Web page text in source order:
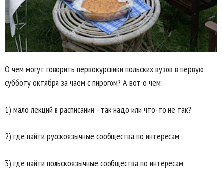
О чем могут говорить первокурсники польских вузов в первую
субботу октября за чаем с пирогом? А вот о чем:
1) мало лекций в расписании - так надо или что-то не так?
2) где найти русскоязычные сообщества по интересам
3) где найти польскоязычные сообщества по интересам